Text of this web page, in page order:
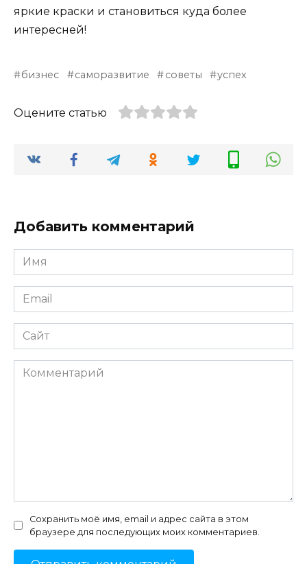
яркие краски и становиться куда более
интересней!
бизнес саморазвитие советы успех
Оцените статью
Добавить комментарий
Имя
*
Email
*
Сайт
Комментарий
Сохранить моё имя, email и адрес сайта в этом
браузере для последующих моих комментариев.